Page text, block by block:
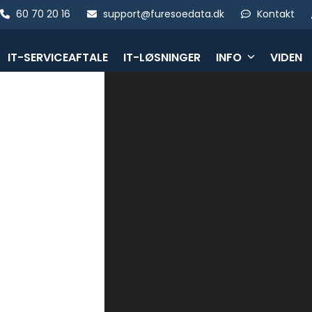
Skip
to
60 70 20 16 support@furesoedata.dk Kontakt
IT-SERVICEAFTALE IT-LØSNINGER INFO VIDEN